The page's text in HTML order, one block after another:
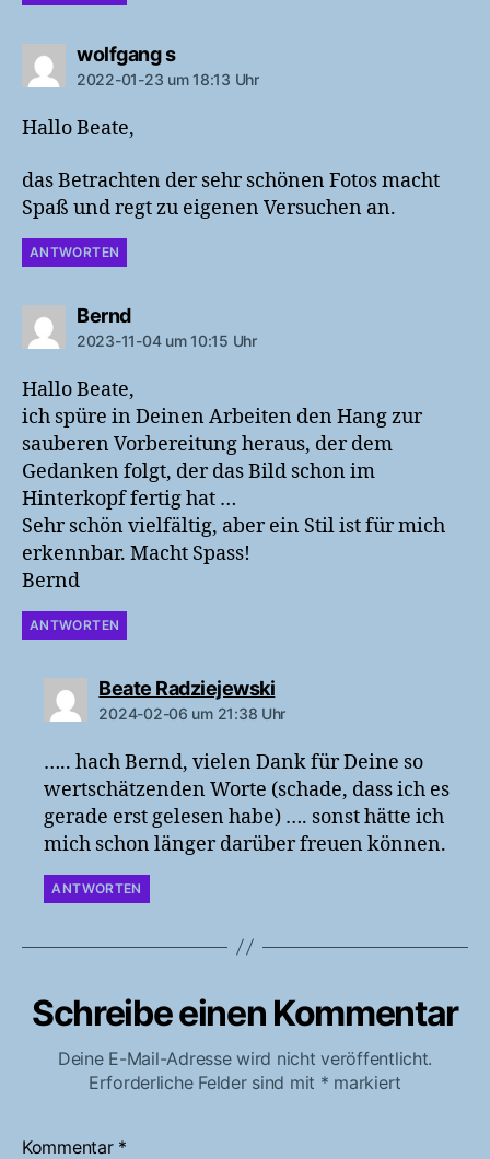
wolfgang ssagt:
2022-01-23 um 18:13 Uhr
Hallo Beate,
das Betrachten der sehr schönen Fotos macht
Spaß und regt zu eigenen Versuchen an.
ANTWORTEN
Berndsagt:
2023-11-04 um 10:15 Uhr
Hallo Beate,
ich spüre in Deinen Arbeiten den Hang zur
sauberen Vorbereitung heraus, der dem
Gedanken folgt, der das Bild schon im
Hinterkopf fertig hat …
Sehr schön vielfältig, aber ein Stil ist für mich
erkennbar. Macht Spass!
Bernd
ANTWORTEN
Beate Radziejewskisagt:
2024-02-06 um 21:38 Uhr
….. hach Bernd, vielen Dank für Deine so
wertschätzenden Worte (schade, dass ich es
gerade erst gelesen habe) …. sonst hätte ich
mich schon länger darüber freuen können.
ANTWORTEN
Schreibe einen Kommentar
Deine E-Mail-Adresse wird nicht veröffentlicht.
Erforderliche Felder sind mit * markiert
Kommentar *